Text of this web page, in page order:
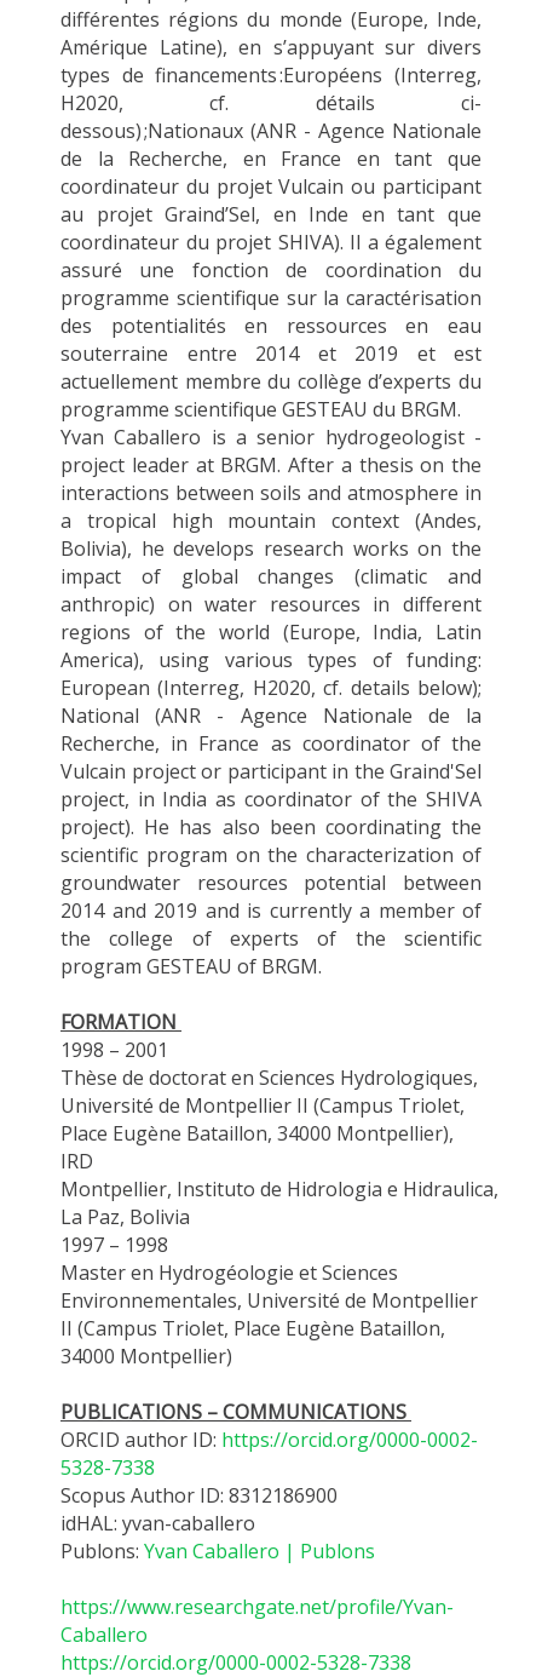
différentes régions du monde (Europe, Inde,
Amérique Latine),en s’appuyant surdivers
types definancements:Européens(Interreg,
H2020, cf. détails ci-
dessous) ;Nationaux (ANR - Agence Nationale
de la Recherche, en France en tant que
coordinateur du projetVulcain ou participant
au projetGraind’Sel, en Inde en tant que
coordinateur du projet SHIVA). Il a également
assuré une fonction de coordination du
programme scientifique sur la caractérisation
des potentialités en ressources en eau
souterraine entre 2014 et 2019 et est
actuellement membre du collège d’experts du
programme scientifique GESTEAU du BRGM.
Yvan Caballero is a senior hydrogeologist -
project leader at BRGM. After a thesis on the
interactions between soils and atmosphere in
a tropical high mountain context (Andes,
Bolivia), he develops research works on the
impact of global changes (climatic and
anthropic) on water resources in different
regions of the world (Europe, India, Latin
America), using various types of funding:
European (Interreg, H2020, cf. details below);
National (ANR - Agence Nationale de la
Recherche, in France as coordinator of the
Vulcain project or participant in the Graind'Sel
project, in India as coordinator of the SHIVA
project). He has also been coordinating the
scientific program on the characterization of
groundwater resources potential between
2014 and 2019 and is currently a member of
the college of experts of the scientific
program GESTEAU of BRGM.
FORMATION
1998 – 2001
Thèse de doctoraten Sciences Hydrologiques,
Université de Montpellier II (Campus Triolet,
Place Eugène Bataillon, 34000 Montpellier),
IRD
Montpellier, Instituto de Hidrologia e Hidraulica,
La Paz, Bolivia
1997 – 1998
Masteren Hydrogéologie et Sciences
Environnementales, Université de Montpellier
II (Campus Triolet, Place Eugène Bataillon,
34000 Montpellier)
PUBLICATIONS – COMMUNICATIONS
ORCID author ID: https://orcid.org/0000-0002-
5328-7338
Scopus Author ID: 8312186900
idHAL: yvan-caballero
Publons: Yvan Caballero | Publons
https://www.researchgate.net/profile/Yvan-
Caballero
https://orcid.org/0000-0002-5328-7338